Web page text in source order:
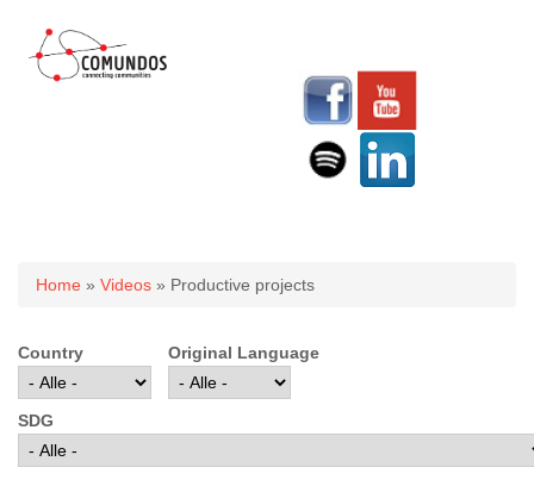
U bent hier
Home » Videos » Productive projects
Country Original Language
SDG